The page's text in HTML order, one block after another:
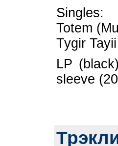
Singles:
Totem
Tygir
LP
sleeve